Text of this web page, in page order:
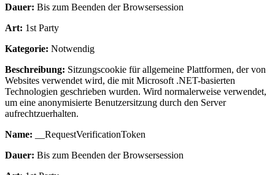
Dauer: Bis zum Beenden der Browsersession
Art: 1st Party
Kategorie: Notwendig
Beschreibung: Sitzungscookie für allgemeine Plattformen, der von
Websites verwendet wird, die mit Microsoft .NET-basierten
Technologien geschrieben wurden. Wird normalerweise verwendet,
um eine anonymisierte Benutzersitzung durch den Server
aufrechtzuerhalten.
Name: __RequestVerificationToken
Dauer: Bis zum Beenden der Browsersession